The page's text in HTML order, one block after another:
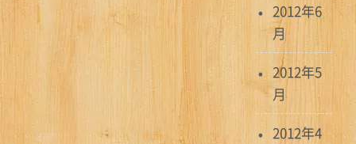
2012年6
月
2012年5
月
2012年4